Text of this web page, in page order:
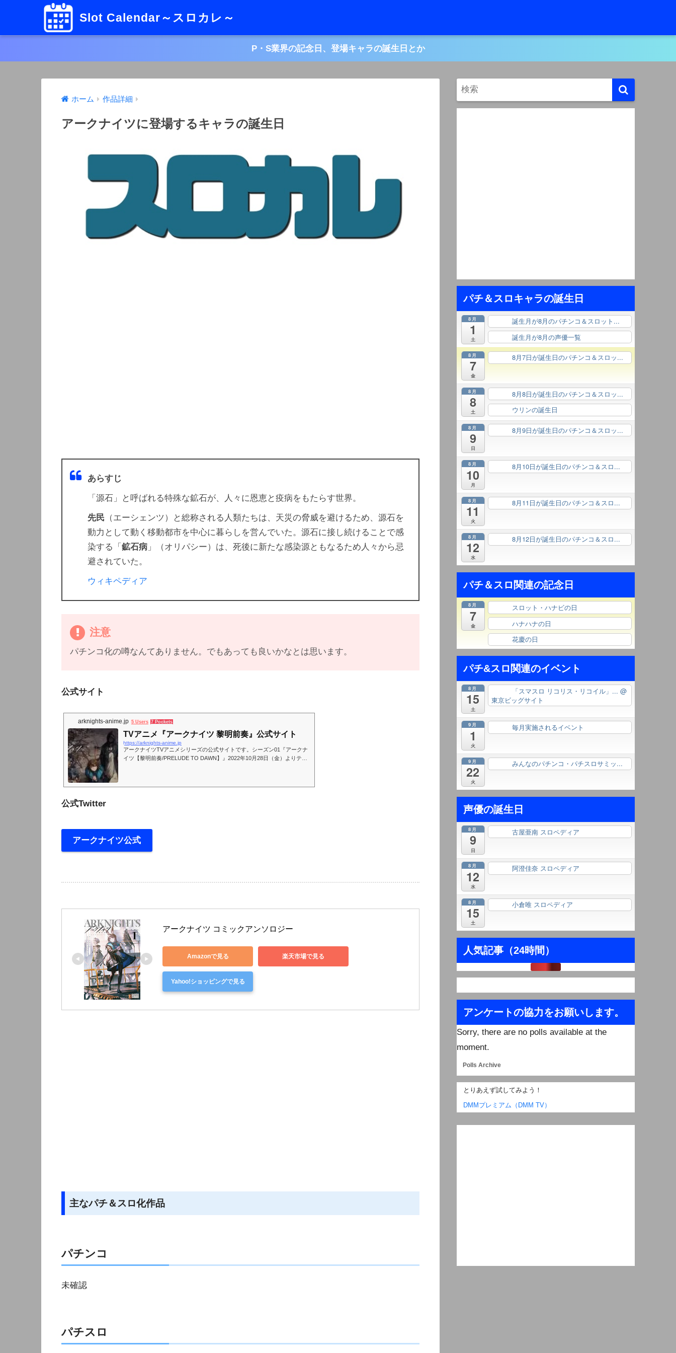
Slot Calendar～スロカレ～
P・S業界の記念日、登場キャラの誕生日とか
ホーム 作品詳細
アークナイツに登場するキャラの誕生日
あらすじ
「源石」と呼ばれる特殊な鉱石が、人々に恩恵と疫病をもたらす世界。
先民 （エーシェンツ）と総称される人類たちは、天災の脅威を避けるため、源石を
動力として動く移動都市を中心に暮らしを営んでいた。源石に接し続けることで感
染する「 鉱石病 」（オリパシー）は、死後に新たな感染源ともなるため人々から忌
避されていた。
ウィキペディア
注意
パチンコ化の噂なんてありません。でもあっても良いかなとは思います。
公式サイト
arknights-anime.jp 5 Users 7 Pockets
TVアニメ『アークナイツ 黎明前奏』公式サイト
https://arknights-anime.jp
アークナイツTVアニメシリーズの公式サイトです。シーズン01『アークナ
イツ【黎明前奏/PRELUDE TO DAWN】』2022年10月28日（金）よりテレ
公式Twitter
アークナイツ公式
アークナイツ コミックアンソロジー
Amazonで見る 楽天市場で見る
Yahoo!ショッピングで見る
主なパチ＆スロ化作品
パチンコ
未確認
パチスロ
パチ＆スロキャラの誕生日
8月
1
土
誕生月が8月のパチンコ＆スロット...
誕生月が8月の声優一覧
8月
7
金
8月7日が誕生日のパチンコ＆スロッ...
8月
8
土
8月8日が誕生日のパチンコ＆スロッ...
ウリンの誕生日
8月
9
日
8月9日が誕生日のパチンコ＆スロッ...
8月
10
月
8月10日が誕生日のパチンコ＆スロ...
8月
11
火
8月11日が誕生日のパチンコ＆スロ...
8月
12
水
8月12日が誕生日のパチンコ＆スロ...
パチ＆スロ関連の記念日
8月
7
金
スロット・ハナビの日
ハナハナの日
花慶の日
パチ&スロ関連のイベント
8月
15
土
「スマスロ リコリス・リコイル」...@
東京ビッグサイト
9月
1
火
毎月実施されるイベント
9月
22
火
みんなのパチンコ・パチスロサミッ...
声優の誕生日
8月
9
日
古屋亜南 スロペディア
8月
12
水
阿澄佳奈 スロペディア
8月
15
土
小倉唯 スロペディア
人気記事（24時間）
アンケートの協力をお願いします。
Sorry, there are no polls available at the
moment.
Polls Archive
とりあえず試してみよう！
DMMプレミアム（DMM TV）